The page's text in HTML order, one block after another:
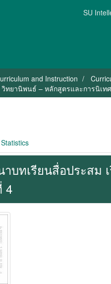
SU
and Instruction
วิทยานิพนธ์ – หลักสูตรและการนิเทศ
Statistics
บทเรียนสื่อประสม
4